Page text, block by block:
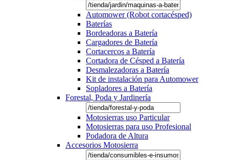
Automower (Robot cortacésped)
Baterías
Bordeadoras a Batería
Cargadores de Batería
Cortacercos a Batería
Cortadora de Césped a Batería
Desmalezadoras a Batería
Kit de instalación para Automower
Sopladores a Batería
Forestal, Poda y Jardinería
Motosierras uso Particular
Motosierras para uso Profesional
Podadora de Altura
Accesorios Motosierra